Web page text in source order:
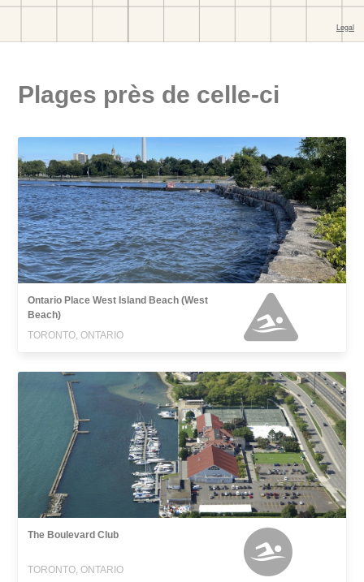
Plages près de celle-ci
Ontario Place West Island Beach (West
Beach)
TORONTO, ONTARIO
The Boulevard Club
TORONTO, ONTARIO